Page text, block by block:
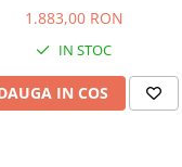
viteze + Pulse, miscare
PerfectRiseLid, negru
1.883,00 RON
IN STOC
IN COS